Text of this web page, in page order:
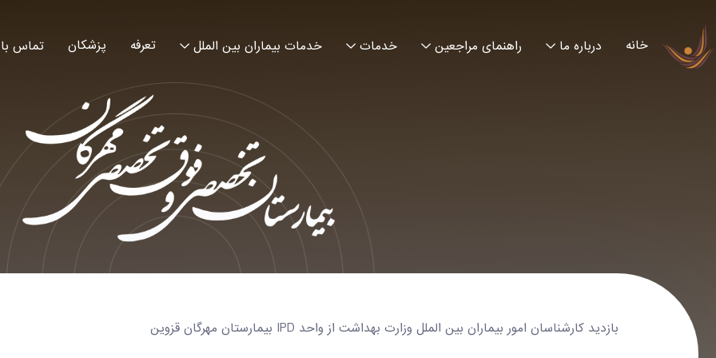
خانه درباره ما راهنمای مراجعین خدمات خدمات بیماران بین الملل تعرفه پزشکان تماس
بازدید کارشناسان امور بیماران بین الملل وزارت بهداشت از واحد IPD بیمارستان مهرگان قزوین